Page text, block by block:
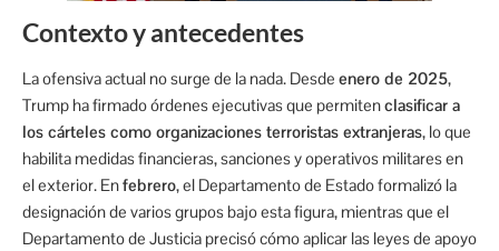
Contexto y antecedentes
La ofensiva actual no surge de la nada. Desde enero de 2025,
Trump ha firmado órdenes ejecutivas que permitenclasificar a
los cárteles como organizaciones terroristas extranjeras, lo que
habilita medidas financieras, sanciones y operativos militares en
el exterior. Enfebrero, el Departamento de Estado formalizó la
designación de varios grupos bajo esta figura, mientras que el
Departamento de Justicia precisó cómo aplicar las leyes de apoyo